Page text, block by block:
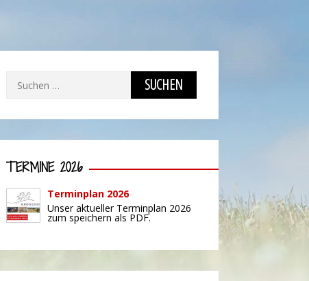
Suchen
TERMINE 2026
Terminplan 2026
Unser aktueller Terminplan 2026
zum speichern als PDF.